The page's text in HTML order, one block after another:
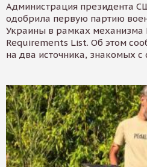
Администрация президента
одобрила первую партию
Украины в рамках механизма
Requirements List. Об этом
на два источника, знакомых с